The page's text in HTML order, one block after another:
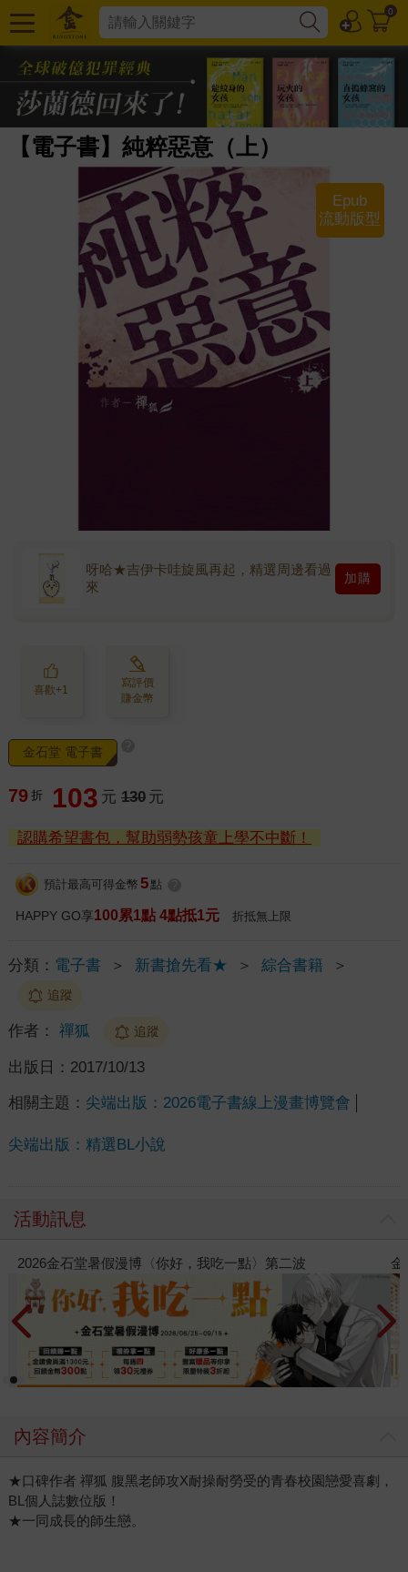
0
【電子書】純粹惡意（上）
Epub
流動版型
呀哈★吉伊卡哇旋風再起，精選周邊看過
來
加購
喜歡+1
寫評價
賺金幣
金石堂 電子書
79 折 103 元 130 元
認購希望書包，幫助弱勢孩童上學不中斷！
預計最高可得金幣 5 點
HAPPY GO享100累1點 4點抵1元 折抵無上限
分類： 電子書 ＞ 新書搶先看★ ＞ 綜合書籍 ＞
追蹤
作者： 禪狐 追蹤
出版日： 2017/10/13
相關主題： 尖端出版：2026電子書線上漫畫博覽會
尖端出版：精選BL小說
活動訊息
金石堂2026海外優惠：電子書
內容簡介
★口碑作者 禪狐 腹黑老師攻X耐操耐勞受的青春校園戀愛喜劇，
BL個人誌數位版！
★一同成長的師生戀。